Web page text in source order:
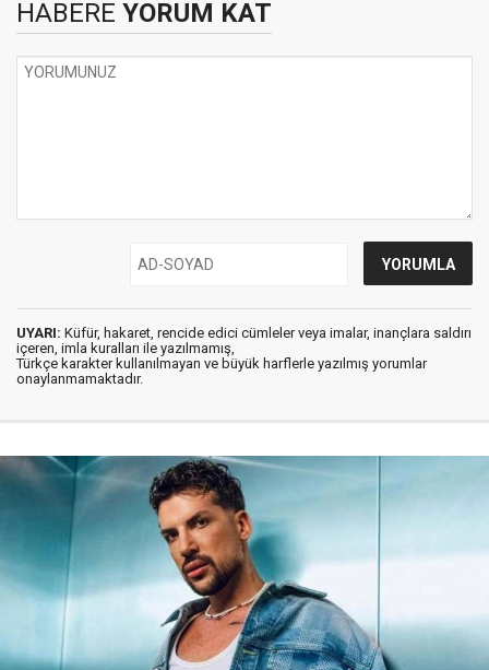
HABERE YORUM KAT
UYARI: Küfür, hakaret, rencide edici cümleler veya imalar, inançlara saldırı
içeren, imla kuralları ile yazılmamış,
Türkçe karakter kullanılmayan ve büyük harflerle yazılmış yorumlar
onaylanmamaktadır.